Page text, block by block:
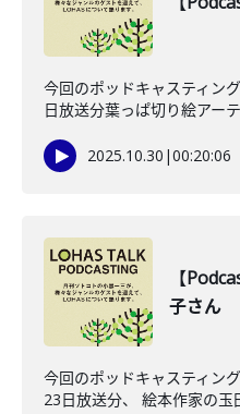
今回のポッドキャスティン
日放送分葉っぱ切り絵アー
2025.10.30 |00:20:06
【
子さん
今回のポッドキャスティン
23日放送分、 絵本作家の玉